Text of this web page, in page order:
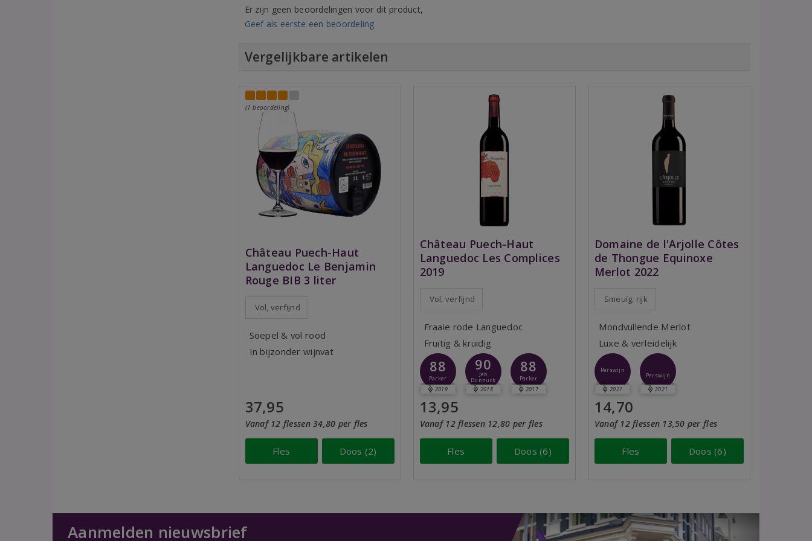
Er zijn geen beoordelingen voor dit product,
Geef als eerste een beoordeling
Vergelijkbare artikelen
(1 beoordeling)
Château Puech-Haut
Languedoc Le Benjamin
Rouge BIB 3 liter
Vol, verfijnd
Soepel & vol rood
In bijzonder wijnvat
37,95
Vanaf 12 flessen 34,80 per fles
Fles Doos (2)
Château Puech-Haut
Languedoc Les Complices
2019
Vol, verfijnd
Fraaie rode Languedoc
Fruitig & kruidig
88
Parker
2019
90
Jeb
Dunnuck
2018
88
Parker
2017
13,95
Vanaf 12 flessen 12,80 per fles
Fles Doos (6)
Domaine de l'Arjolle Côtes
de Thongue Equinoxe
Merlot 2022
Smeuïg, rijk
Mondvullende Merlot
Luxe & verleidelijk
Perswijn
2021
Perswijn
2021
14,70
Vanaf 12 flessen 13,50 per fles
Fles Doos (6)
Aanmelden nieuwsbrief